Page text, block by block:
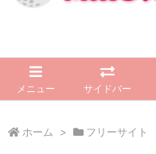
メニュー サイドバー
ホーム > フリーサイト